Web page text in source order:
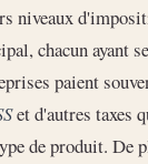
niveaux
chacun ayant
paient
et d'autres taxes
de produit. De